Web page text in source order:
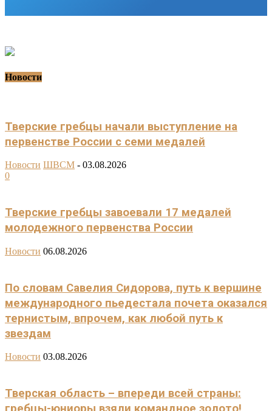
Новости
Тверские гребцы начали выступление на
первенстве России с семи медалей
Новости ШВСМ - 03.08.2026
0
Тверские гребцы завоевали 17 медалей
молодежного первенства России
Новости 06.08.2026
По словам Савелия Сидорова, путь к вершине
международного пьедестала почета оказался
тернистым, впрочем, как любой путь к
звездам
Новости 03.08.2026
Тверская область – впереди всей страны: